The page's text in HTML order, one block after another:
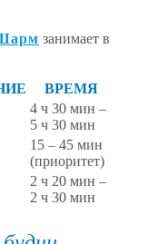
занимает в
ВРЕМЯ
4 ч 30 мин –
5 ч 30 мин
15 – 45 мин
(приоритет)
2 ч 20 мин –
2 ч 30 мин